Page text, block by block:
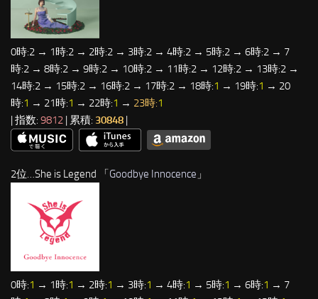
0時:2 → 1時:2 → 2時:2 → 3時:2 → 4時:2 → 5時:2 → 6時:2 → 7
時:2 → 8時:2 → 9時:2 → 10時:2 → 11時:2 → 12時:2 → 13時:2 →
14時:2 → 15時:2 → 16時:2 → 17時:2 → 18時:1 → 19時:1 → 20
時:1 → 21時:1 → 22時:1 → 23時:1
| 指数: 9812 | 累積: 30848 |
2位…She is Legend 「Goodbye Innocence 」
0時:1 → 1時:1 → 2時:1 → 3時:1 → 4時:1 → 5時:1 → 6時:1 → 7